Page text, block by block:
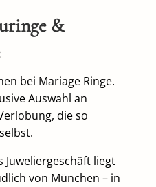
&
bei Mariage Ringe.
Auswahl an
die so
Juweliergeschäft liegt
von München – in